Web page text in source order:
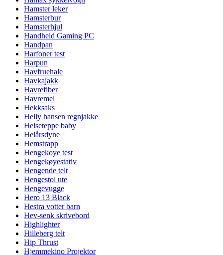
Hamster leker
Hamsterbur
Hamsterhjul
Handheld Gaming PC
Handpan
Harfoner test
Harpun
Havfruehale
Havkajakk
Havrefiber
Havremel
Hekksaks
Helly hansen regnjakke
Helseteppe baby
Helårsdyne
Hemstrapp
Hengekoye test
Hengekøyestativ
Hengende telt
Hengestol ute
Hengevugge
Hero 13 Black
Hestra votter barn
Hev-senk skrivebord
Highlighter
Hilleberg telt
Hip Thrust
Hjemmekino Projektor